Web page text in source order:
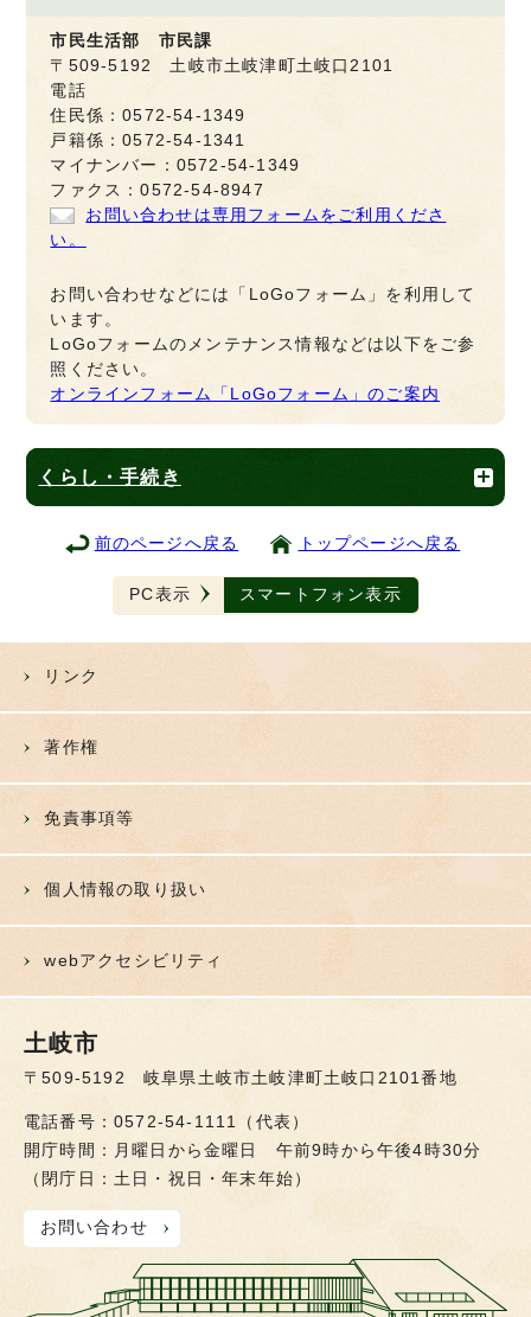
市民生活部 市民課
〒509-5192 土岐市土岐津町土岐口2101
電話
住民係：0572-54-1349
戸籍係：0572-54-1341
マイナンバー：0572-54-1349
ファクス：0572-54-8947
お問い合わせは専用フォームをご利用くださ
い。
お問い合わせなどには「LoGoフォーム」を利用して
います。
LoGoフォームのメンテナンス情報などは以下をご参
照ください。
オンラインフォーム「LoGoフォーム」のご案内
くらし・手続き
前のページへ戻る トップページへ戻る
PC表示 スマートフォン表示
リンク
著作権
免責事項等
個人情報の取り扱い
webアクセシビリティ
土岐市
〒509-5192 岐阜県土岐市土岐津町土岐口2101番地
電話番号：0572-54-1111（代表）
開庁時間：月曜日から金曜日 午前9時から午後4時30分
（閉庁日：土日・祝日・年末年始）
お問い合わせ